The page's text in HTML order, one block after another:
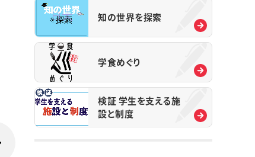
知の世界を探索
学食めぐり
検証 学生を支える施
設と制度